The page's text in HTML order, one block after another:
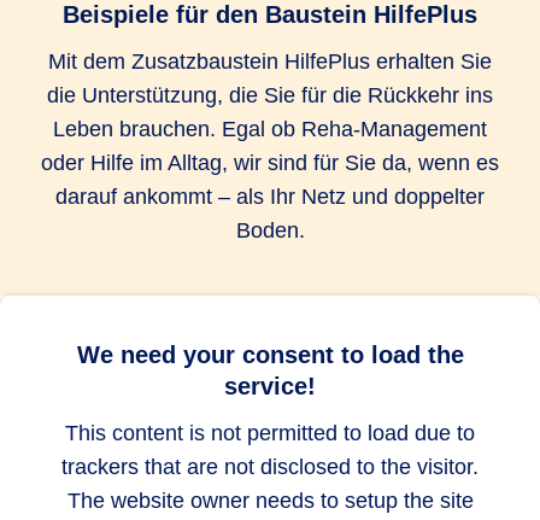
Kosten für kosmetische Operationen
bis zu 25.000
EUR
bis zu 25.000
EUR
bis zu 25.000
EUR
Umbaukosten
bis zu 500
Auslandsreise Assistance
Beispiele für den Baustein HilfePlus
Mit dem Zusatzbaustein HilfePlus erhalten Sie
die Unterstützung, die Sie für die Rückkehr ins
Leben brauchen. Egal ob Reha-Management
oder Hilfe im Alltag, wir sind für Sie da, wenn es
darauf ankommt – als Ihr Netz und doppelter
Boden.
We need your consent to load the
service!
This content is not permitted to load due to
trackers that are not disclosed to the visitor.
The website owner needs to setup the site